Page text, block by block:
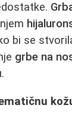
bi se
grbe na